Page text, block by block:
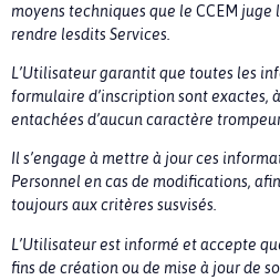
moyens techniques que le CCEM juge
rendre lesdits Services.
L’Utilisateur garantit que toutes les
formulaire d’inscription sont exactes,
entachées d’aucun caractère
Il s’engage à mettre à jour ces
Personnel en cas de modifications,
toujours aux critères susvisés.
L’Utilisateur est informé et accepte
fins de création ou de mise à jour de